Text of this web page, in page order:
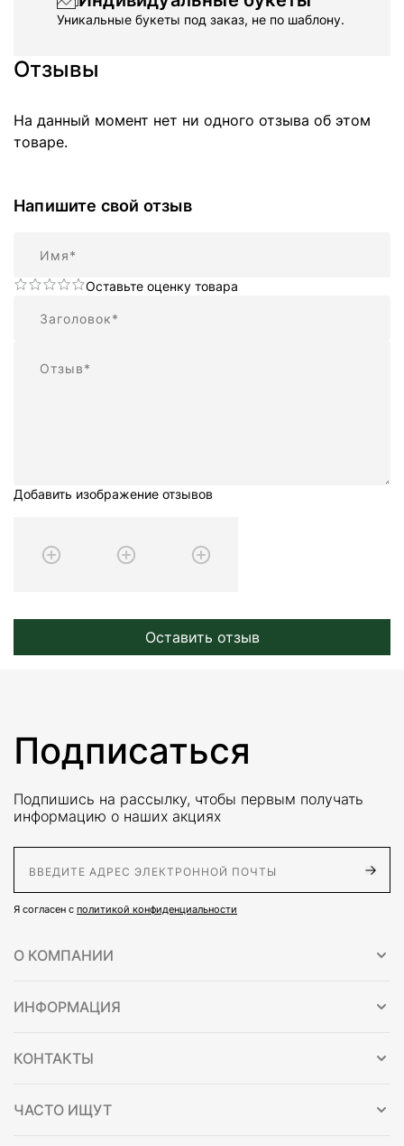
Уникальные букеты под заказ, не по шаблону.
Отзывы
На данный момент нет ни одного отзыва об этом
товаре.
Напишите свой отзыв
Оставьте оценку товара
Добавить изображение отзывов
Оставить отзыв
Подписаться
Подпишись на рассылку, чтобы первым получать
информацию о наших акциях
Я согласен с политикой конфиденциальности
О КОМПАНИИ
ИНФОРМАЦИЯ
КОНТАКТЫ
ЧАСТО ИЩУТ